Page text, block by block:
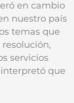
en cambio
nuestro país
temas que
servicios
que